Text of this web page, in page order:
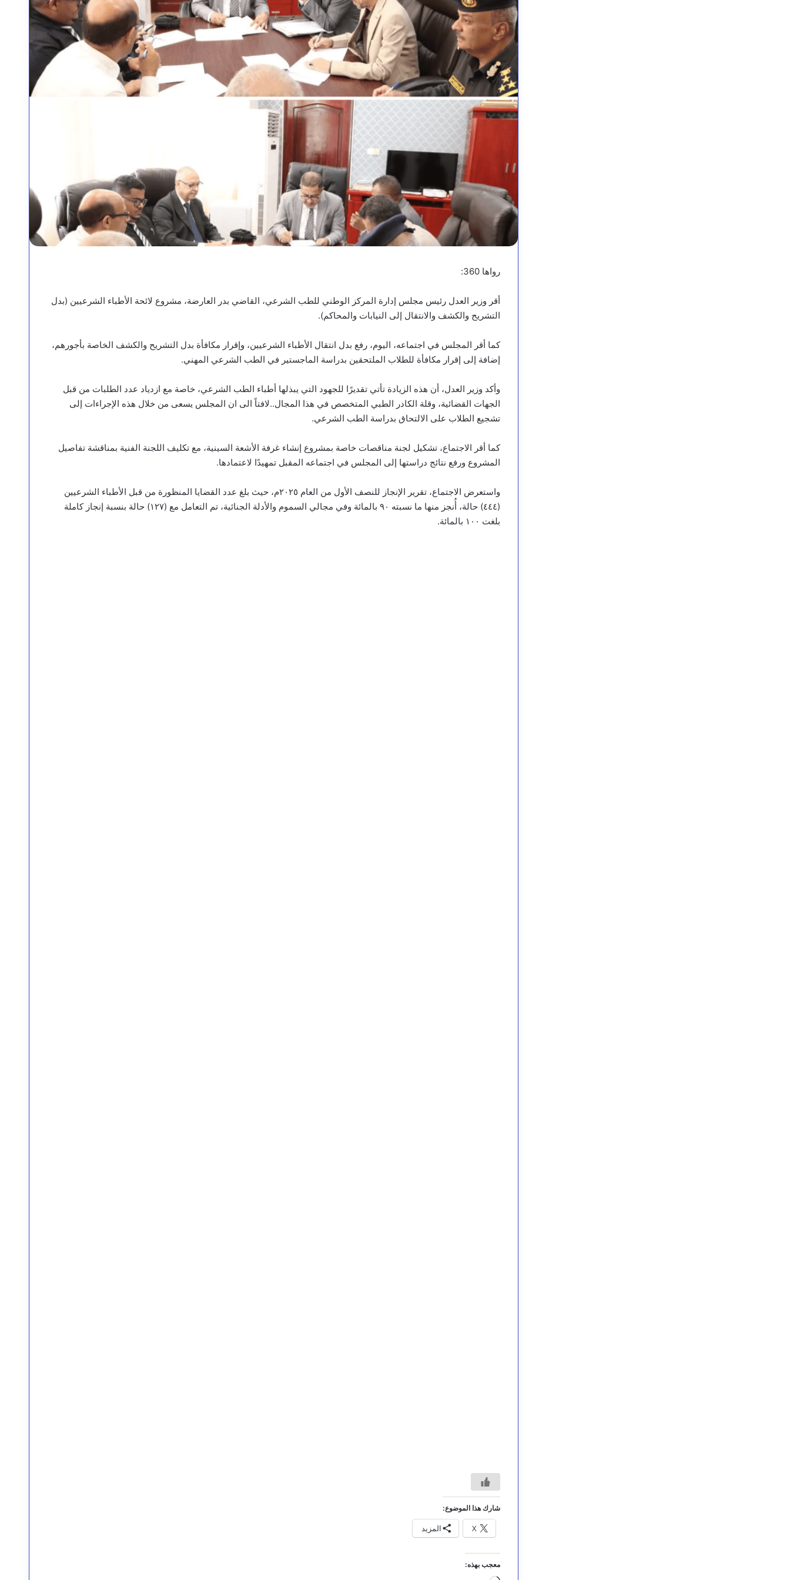
رواها 360:
أقر وزير العدل رئيس مجلس إدارة المركز الوطني للطب الشرعي، القاضي بدر العارضة، مشروع لائحة الأطباء الشرعيين (بدل
التشريح والكشف والانتقال إلى النيابات والمحاكم).
كما أقر المجلس في اجتماعه، اليوم، رفع بدل انتقال الأطباء الشرعيين، وإقرار مكافأة بدل التشريح والكشف الخاصة بأجورهم،
إضافة إلى إقرار مكافأة للطلاب الملتحقين بدراسة الماجستير في الطب الشرعي المهني.
وأكد وزير العدل، أن هذه الزيادة تأتي تقديرًا للجهود التي يبذلها أطباء الطب الشرعي، خاصة مع ازدياد عدد الطلبات من قبل
الجهات القضائية، وقلة الكادر الطبي المتخصص في هذا المجال..لافتاً الى ان المجلس يسعى من خلال هذه الإجراءات إلى
تشجيع الطلاب على الالتحاق بدراسة الطب الشرعي.
كما أقر الاجتماع، تشكيل لجنة مناقصات خاصة بمشروع إنشاء غرفة الأشعة السينية، مع تكليف اللجنة الفنية بمناقشة تفاصيل
المشروع ورفع نتائج دراستها إلى المجلس في اجتماعه المقبل تمهيدًا لاعتمادها.
واستعرض الاجتماع، تقرير الإنجاز للنصف الأول من العام ٢٠٢٥م، حيث بلغ عدد القضايا المنظورة من قبل الأطباء الشرعيين
(٤٤٤) حالة، أُنجز منها ما نسبته ٩٠ بالمائة وفي مجالي السموم والأدلة الجنائية، تم التعامل مع (١٢٧) حالة بنسبة إنجاز كاملة
بلغت ١٠٠ بالمائة.
شارك هذا الموضوع:
X المزيد
معجب بهذه: